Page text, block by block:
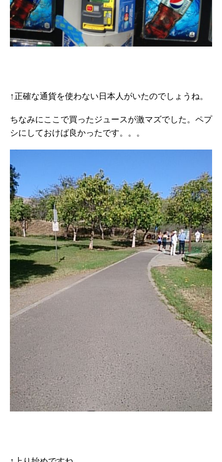
↑正確な通貨を使わない日本人がいたのでしょうね。
ちなみにここで買ったジュースが激マズでした。ペプ
シにしておけば良かったです。。。